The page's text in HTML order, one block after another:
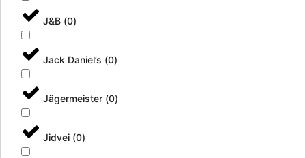
J&B (0)
Jack Daniel’s (0)
Jägermeister (0)
Jidvei (0)